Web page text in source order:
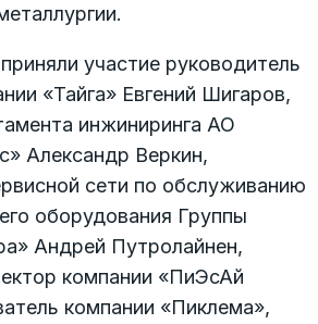
участие руководитель
«Тайга» Евгений Шигаров,
инжиниринга АО
Александр Веркин,
сети по обслуживанию
оборудования Группы
Андрей Путролайнен,
компании «ПиЭсАй
компании «Пиклема»,